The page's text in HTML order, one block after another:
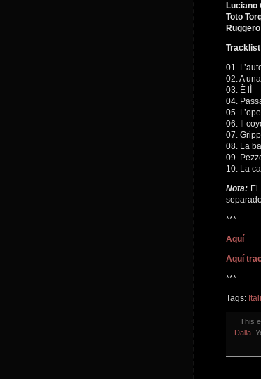
Luciano
Toto
01.
02. A
03. È lÌ
04.
05.
06. Il
07.
08. La
09.
10. La
Nota:
***
Aquí
Aquí
***
Tags:
This
Dalla .